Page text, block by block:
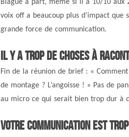
Blague à part, même si il a 10/10 aux
voix off a beaucoup plus d’impact que
grande force de communication.
Il y a trop de choses à
Fin de la réunion de brief : «
de montage ? L’angoisse ! » Pas de
au micro ce qui serait bien trop dur à
Votre communication est